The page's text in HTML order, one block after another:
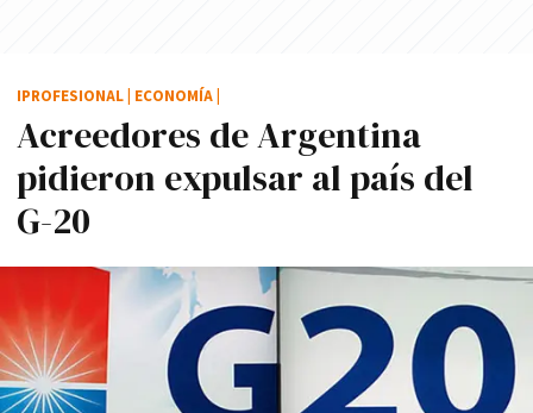
Acreedores de Argentina
pidieron expulsar al paí­s del
G-20
IPROFESIONAL ECONOMÍA